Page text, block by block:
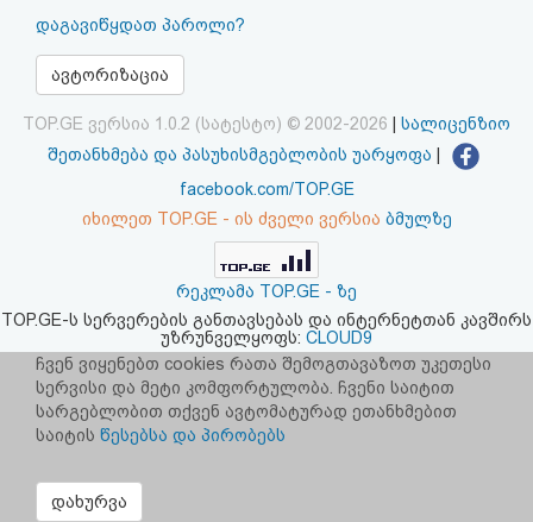
HTML
კოდი
შეთანხმება
პასუხისმგებლობის
უარყოფა
დაგავიწყდათ პაროლი?
ავტორიზაცია
TOP.GE ვერსია 1.0.2 (სატესტო) © 2002-2026
სალიცენზიო
შეთანხმება და პასუხისმგებლობის უარყოფა
facebook.com/TOP.GE
იხილეთ TOP.GE - ის ძველი ვერსია ბმულზე
რეკლამა TOP.GE - ზე
TOP.GE-ს სერვერების განთავსებას და ინტერნეტთან კავშირს
უზრუნველყოფს: CLOUD9
ჩვენ ვიყენებთ cookies რათა შემოგთავაზოთ უკეთესი
სერვისი და მეტი კომფორტულობა. ჩვენი საიტით
სარგებლობით თქვენ ავტომატურად ეთანხმებით
საიტის წესებსა და პირობებს
დახურვა